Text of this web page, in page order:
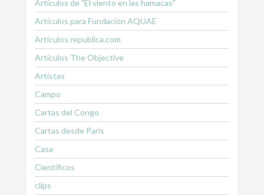
Artículos de "El viento en las hamacas"
Artículos para Fundación AQUAE
Artículos republica.com
Artículos The Objective
Artistas
Campo
Cartas del Congo
Cartas desde Paris
Casa
Científicos
clips